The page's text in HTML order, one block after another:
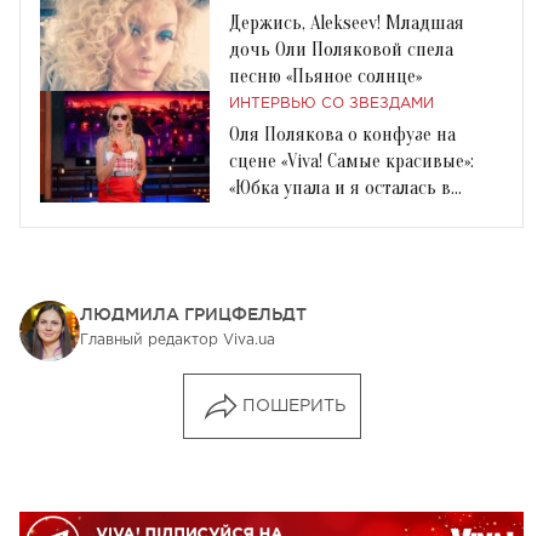
Держись, Alekseev! Младшая
дочь Оли Поляковой спела
песню «Пьяное солнце»
ИНТЕРВЬЮ СО ЗВЕЗДАМИ
Оля Полякова о конфузе на
сцене «Viva! Самые красивые»:
«Юбка упала и я осталась в
ЛЮДМИЛА ГРИЦФЕЛЬДТ
Главный редактор Viva.ua
ПОШЕРИТЬ